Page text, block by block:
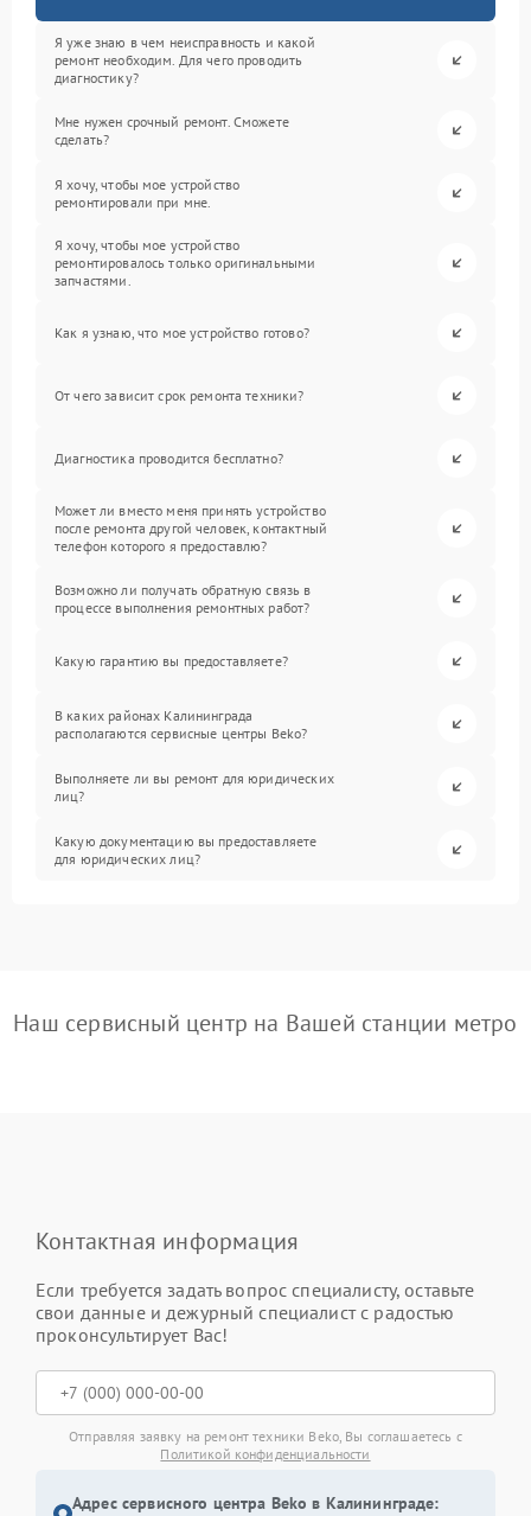
Я уже знаю в чем неисправность и какой
ремонт необходим. Для чего проводить
диагностику?
Мне нужен срочный ремонт. Сможете
сделать?
Я хочу, чтобы мое устройство
ремонтировали при мне.
Я хочу, чтобы мое устройство
ремонтировалось только оригинальными
запчастями.
Как я узнаю, что мое устройство готово?
От чего зависит срок ремонта техники?
Диагностика проводится бесплатно?
Может ли вместо меня принять устройство
после ремонта другой человек, контактный
телефон которого я предоставлю?
Возможно ли получать обратную связь в
процессе выполнения ремонтных работ?
Какую гарантию вы предоставляете?
В каких районах Калининграда
располагаются сервисные центры Beko?
Выполняете ли вы ремонт для юридических
лиц?
Какую документацию вы предоставляете
для юридических лиц?
Наш сервисный центр на Вашей станции метро
Контактная информация
Если требуется задать вопрос специалисту, оставьте
свои данные и дежурный специалист с радостью
проконсультирует Вас!
Отправляя заявку на ремонт техники Beko, Вы соглашаетесь с
Политикой конфиденциальности
Адрес сервисного центра Beko в Калининграде: